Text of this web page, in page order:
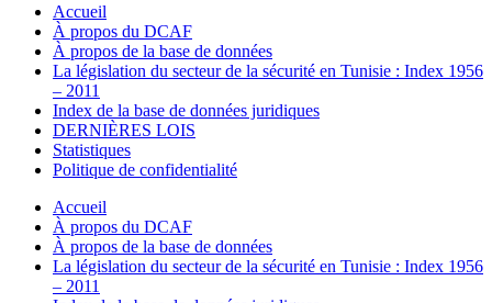
Accueil
À propos du DCAF
À propos de la base de données
La législation du secteur de la sécurité en Tunisie : Index 1956
– 2011
Index de la base de données juridiques
DERNIÈRES LOIS
Statistiques
Politique de confidentialité
Accueil
À propos du DCAF
À propos de la base de données
La législation du secteur de la sécurité en Tunisie : Index 1956
– 2011